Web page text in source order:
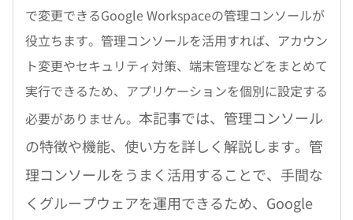
で変更できるGoogle Workspaceの管理コンソールが
役立ちます。管理コンソールを活用すれば、アカウン
ト変更やセキュリティ対策、端末管理などをまとめて
実行できるため、アプリケーションを個別に設定する
必要がありません。 本記事では、管理コンソール
の特徴や機能、使い方を詳しく解説します。管
理コンソールをうまく活用することで、手間な
くグループウェアを運用できるため、Google